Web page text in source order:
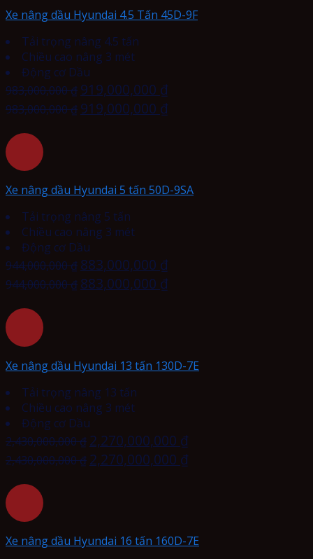
Xe nâng dầu Hyundai 4.5 Tấn 45D-9F
Tải trọng nâng 4.5 tấn
Chiều cao nâng 3 mét
Động cơ Dầu
983,000,000₫ 919,000,000 ₫
983,000,000₫ 919,000,000 ₫
Xe nâng dầu Hyundai 5 tấn 50D-9SA
Tải trọng nâng 5 tấn
Chiều cao nâng 3 mét
Động cơ Dầu
944,000,000₫ 883,000,000 ₫
944,000,000₫ 883,000,000 ₫
Xe nâng dầu Hyundai 13 tấn 130D-7E
Tải trọng nâng 13 tấn
Chiều cao nâng 3 mét
Động cơ Dầu
2,430,000,000₫ 2,270,000,000 ₫
2,430,000,000₫ 2,270,000,000 ₫
Xe nâng dầu Hyundai 16 tấn 160D-7E